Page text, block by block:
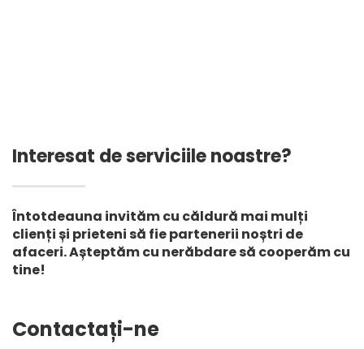
Interesat de serviciile noastre?
Întotdeauna invităm cu căldură mai mulți
clienți și prieteni să fie partenerii noștri de
afaceri. Așteptăm cu nerăbdare să cooperăm cu
tine!
Contactați-ne